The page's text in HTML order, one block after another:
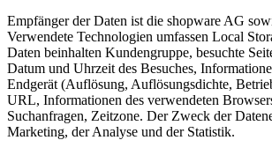
Empfänger der Daten ist die shopware AG
Verwendete Technologien umfassen Local
Daten beinhalten Kundengruppe, besuchte
Datum und Uhrzeit des Besuches,
Endgerät (Auflösung, Auflösungsdichte,
URL, Informationen des verwendeten
Suchanfragen, Zeitzone. Der Zweck der
Marketing, der Analyse und der Statistik.